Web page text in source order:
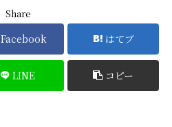
Share
Facebook はてブ
LINE コピー